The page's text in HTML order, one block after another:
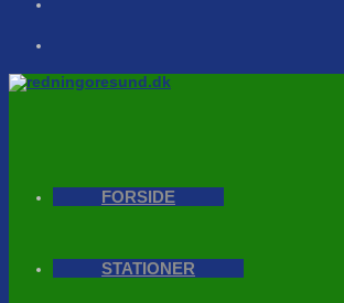
FORSIDE
STATIONER